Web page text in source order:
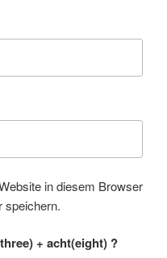
in diesem Browser
speichern.
+ acht(eight) ?